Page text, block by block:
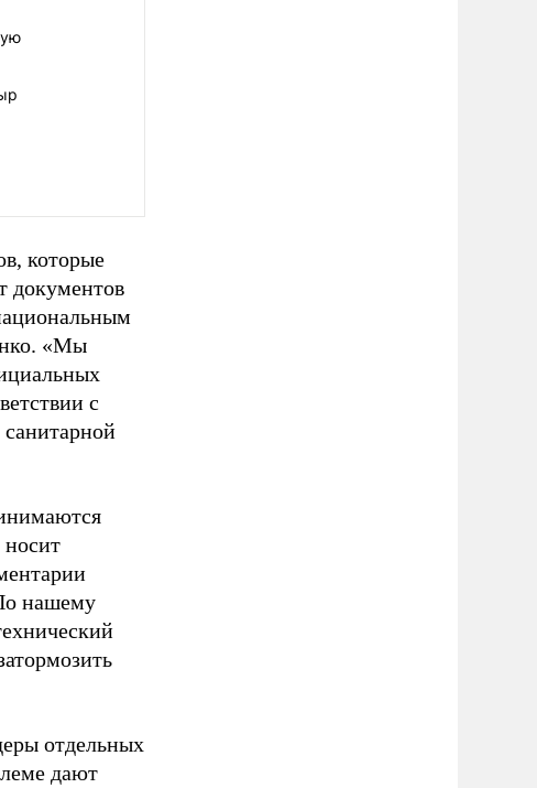
которые
документов
«Мы
с
санитарной
нашему
отдельных
дают